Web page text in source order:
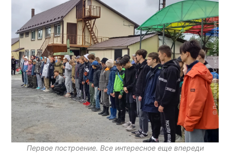
Первое построение. Все интересное еще впереди